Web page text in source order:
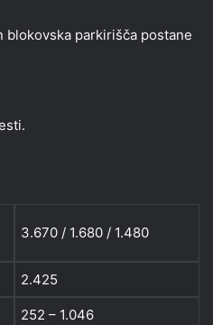
parkirišča postane
3.670 / 1.680 / 1.480
2.425
252 – 1.046